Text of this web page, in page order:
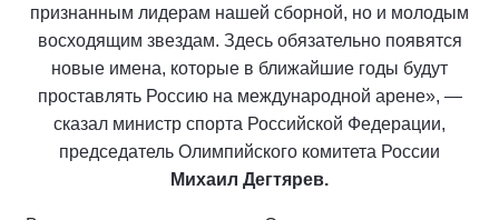
признанным лидерам нашей сборной, но и молодым
восходящим звездам. Здесь обязательно появятся
новые имена, которые в ближайшие годы будут
проставлять Россию на международной арене», —
сказал министр спорта Российской Федерации,
председатель Олимпийского комитета России
Михаил Дегтярев.